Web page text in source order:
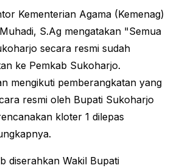
Kementerian Agama (Kemenag)
S.Ag mengatakan "Semua
secara resmi sudah
ke Pemkab Sukoharjo.
mengikuti pemberangkatan yang
resmi oleh Bupati Sukoharjo
kloter 1 dilepas
diserahkan Wakil Bupati